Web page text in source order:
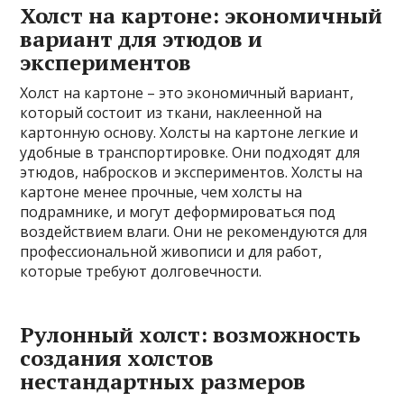
Холст на картоне: экономичный
вариант для этюдов и
экспериментов
Холст на картоне – это экономичный вариант,
который состоит из ткани, наклеенной на
картонную основу. Холсты на картоне легкие и
удобные в транспортировке. Они подходят для
этюдов, набросков и экспериментов. Холсты на
картоне менее прочные, чем холсты на
подрамнике, и могут деформироваться под
воздействием влаги. Они не рекомендуются для
профессиональной живописи и для работ,
которые требуют долговечности.
Рулонный холст: возможность
создания холстов
нестандартных размеров